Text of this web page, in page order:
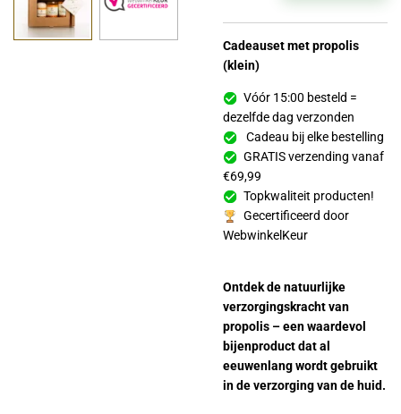
Cadeauset met propolis
(klein)
Vóór 15:00 besteld =
dezelfde dag verzonden
Cadeau bij elke bestelling
GRATIS verzending vanaf
€69,99
Topkwaliteit producten!
Gecertificeerd door
WebwinkelKeur
Ontdek de natuurlijke
verzorgingskracht van
propolis – een waardevol
bijenproduct dat al
eeuwenlang wordt gebruikt
in de verzorging van de huid.